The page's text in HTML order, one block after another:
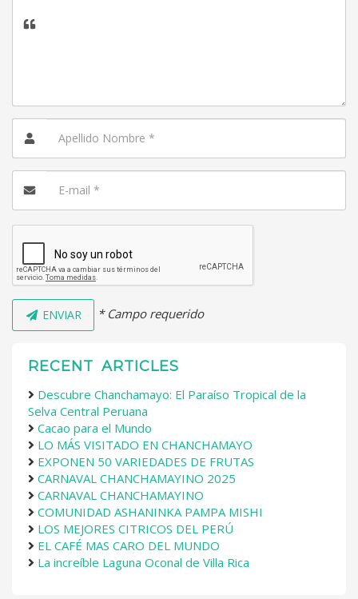
ENVIAR * Campo requerido
RECENT ARTICLES
Descubre Chanchamayo: El Paraíso Tropical de la
Selva Central Peruana
Cacao para el Mundo
LO MÁS VISITADO EN CHANCHAMAYO
EXPONEN 50 VARIEDADES DE FRUTAS
CARNAVAL CHANCHAMAYINO 2025
CARNAVAL CHANCHAMAYINO
COMUNIDAD ASHANINKA PAMPA MISHI
LOS MEJORES CITRICOS DEL PERÚ
EL CAFÉ MAS CARO DEL MUNDO
La increíble Laguna Oconal de Villa Rica